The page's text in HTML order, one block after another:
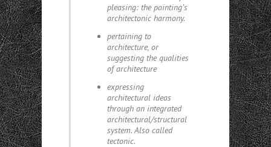
pleasing: the painting’s
architectonic harmony.
pertaining to
architecture, or
suggesting the qualities
of architecture
expressing
architectural ideas
through an integrated
architectural/structural
system. Also called
tectonic.